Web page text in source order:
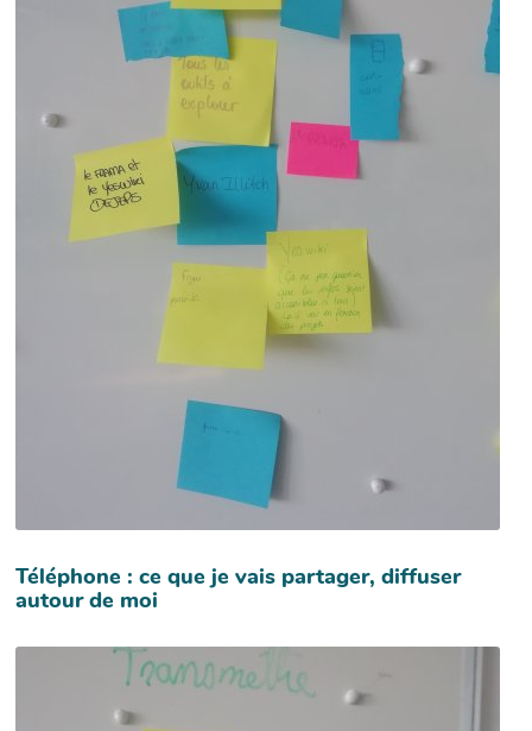
Téléphone : ce que je vais partager, diffuser
autour de moi